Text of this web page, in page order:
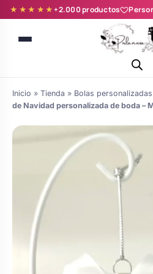
★★★★★+2.000 productos
novia y zapatillas
personalizadas
de boda
Árboles de Huellas para
Batas de comunión
para niña
Inicio » Tienda » Bolas
de Navidad personalizada de boda –